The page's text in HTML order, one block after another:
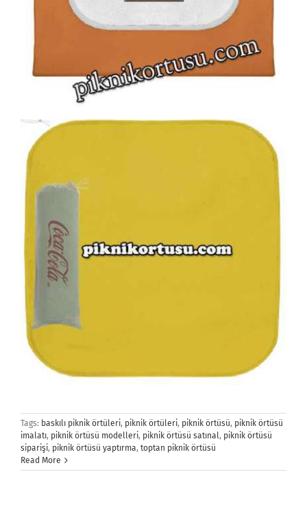
Tags: baskılı piknik örtüleri, piknik örtüleri, piknik örtüsü, piknik örtüsü
imalatı, piknik örtüsü modelleri, piknik örtüsü satınal, piknik örtüsü
siparişi, piknik örtüsü yaptırma, toptan piknik örtüsü
Read More